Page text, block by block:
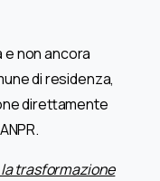
e non ancora
di residenza,
direttamente
trasformazione